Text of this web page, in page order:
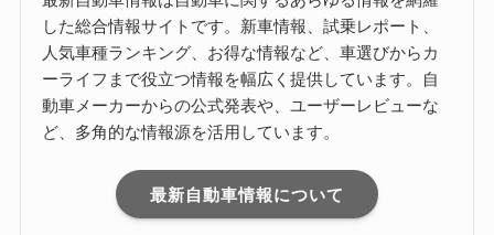
した総合情報サイトです。新車情報、試乗レポート、
人気車種ランキング、お得な情報など、車選びからカ
ーライフまで役立つ情報を幅広く提供しています。自
動車メーカーからの公式発表や、ユーザーレビューな
ど、多角的な情報源を活用しています。
最新自動車情報について